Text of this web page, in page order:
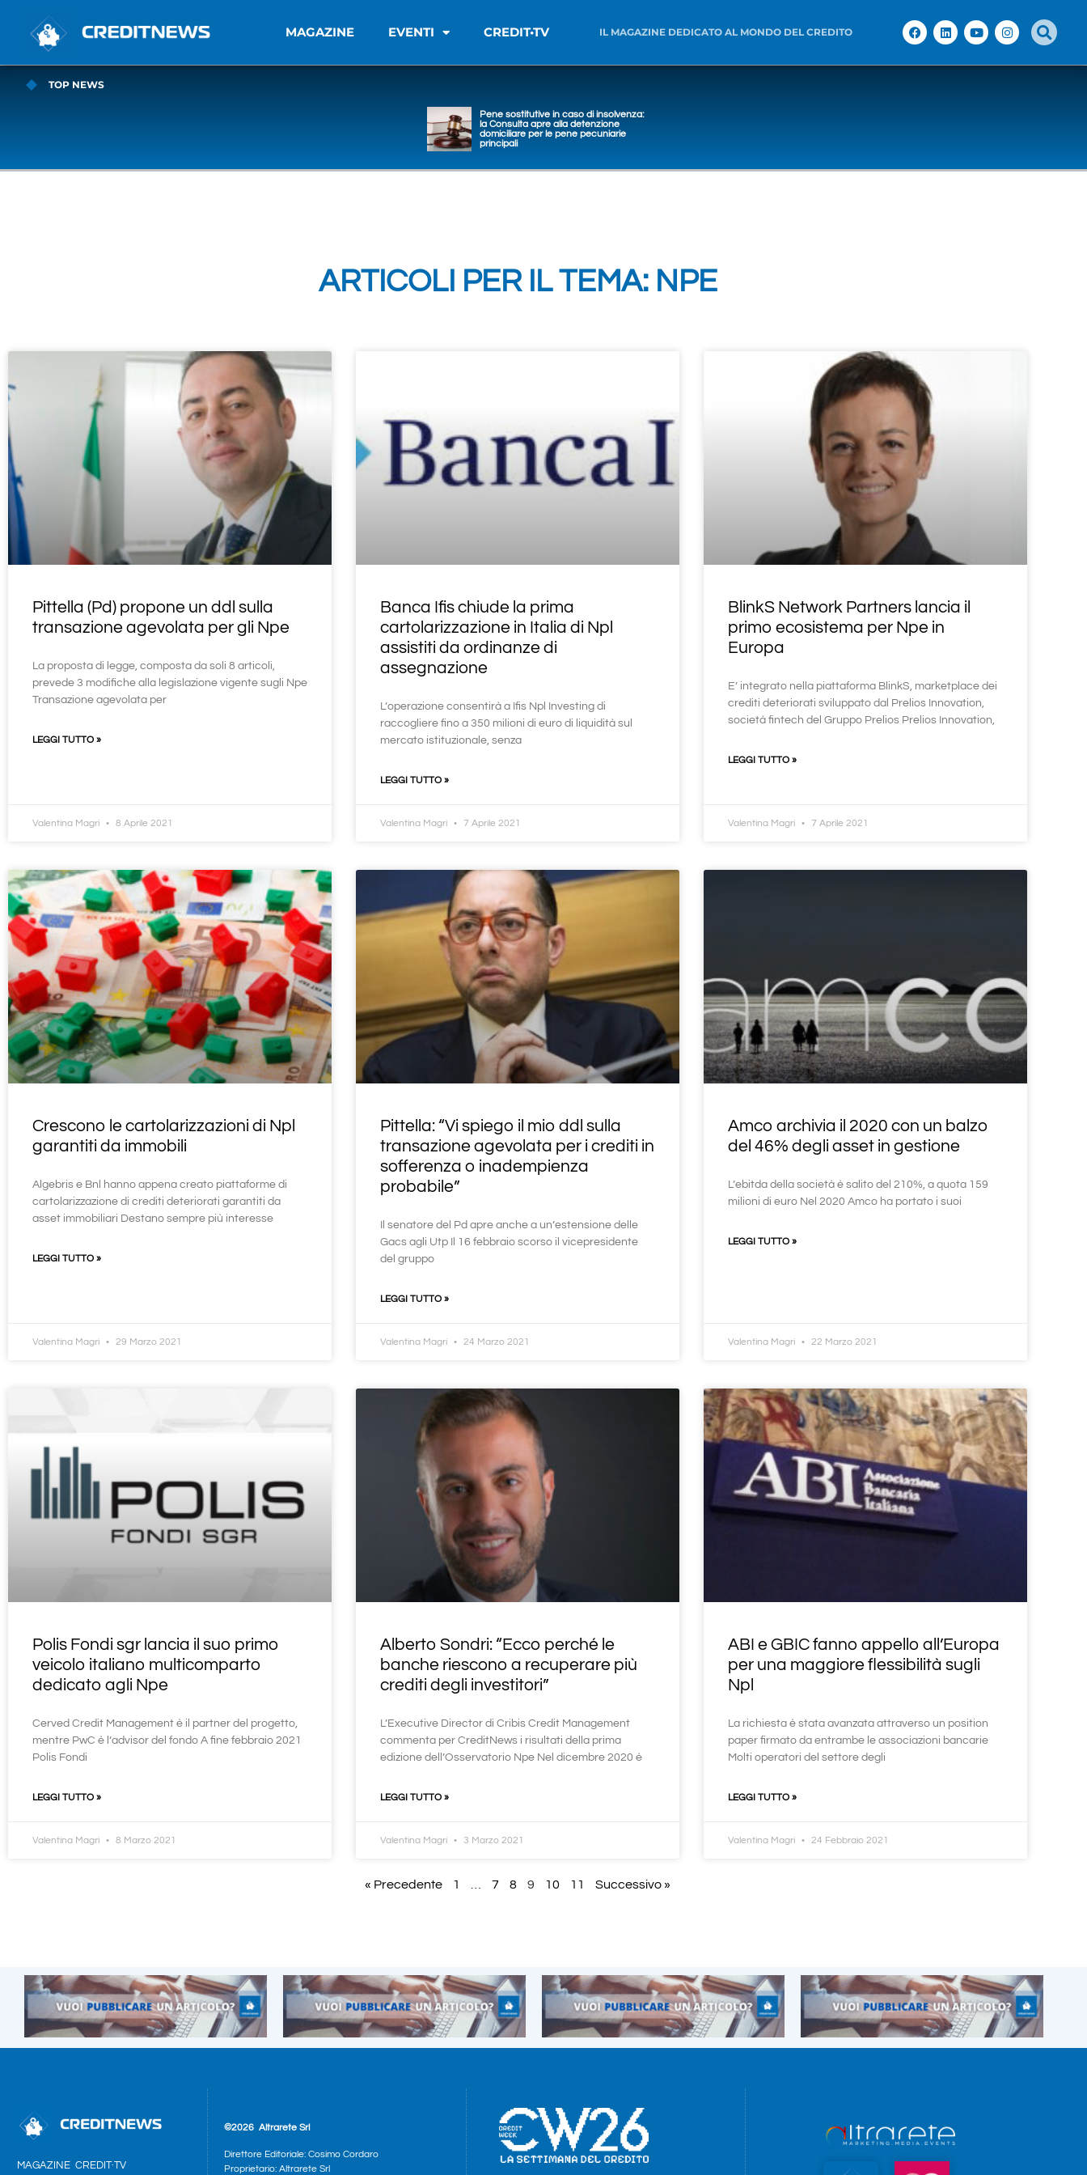
MAGAZINE EVENTI CREDIT•TV IL MAGAZINE DEDICATO AL MONDO DEL CREDITO
TOP NEWS
Pene sostitutive in caso di insolvenza:
la Consulta apre alla detenzione
domiciliare per le pene pecuniarie
principali
ARTICOLI PER IL TEMA: NPE
Pittella (Pd) propone un ddl sulla
transazione agevolata per gli Npe
La proposta di legge, composta da soli 8 articoli,
prevede 3 modifiche alla legislazione vigente sugli Npe
Transazione agevolata per
LEGGI TUTTO »
Valentina Magri 8 Aprile 2021
Banca Ifis chiude la prima
cartolarizzazione in Italia di Npl
assistiti da ordinanze di
assegnazione
L’operazione consentirà a Ifis Npl Investing di
raccogliere fino a 350 milioni di euro di liquidità sul
mercato istituzionale, senza
LEGGI TUTTO »
Valentina Magri 7 Aprile 2021
BlinkS Network Partners lancia il
primo ecosistema per Npe in
Europa
E’ integrato nella piattaforma BlinkS, marketplace dei
crediti deteriorati sviluppato dal Prelios Innovation,
società fintech del Gruppo Prelios Prelios Innovation,
LEGGI TUTTO »
Valentina Magri 7 Aprile 2021
Crescono le cartolarizzazioni di Npl
garantiti da immobili
Algebris e Bnl hanno appena creato piattaforme di
cartolarizzazione di crediti deteriorati garantiti da
asset immobiliari Destano sempre più interesse
LEGGI TUTTO »
Valentina Magri 29 Marzo 2021
Pittella: “Vi spiego il mio ddl sulla
transazione agevolata per i crediti in
sofferenza o inadempienza
probabile”
Il senatore del Pd apre anche a un’estensione delle
Gacs agli Utp Il 16 febbraio scorso il vicepresidente
del gruppo
LEGGI TUTTO »
Valentina Magri 24 Marzo 2021
Amco archivia il 2020 con un balzo
del 46% degli asset in gestione
L’ebitda della società è salito del 210%, a quota 159
milioni di euro Nel 2020 Amco ha portato i suoi
LEGGI TUTTO »
Valentina Magri 22 Marzo 2021
Polis Fondi sgr lancia il suo primo
veicolo italiano multicomparto
dedicato agli Npe
Cerved Credit Management è il partner del progetto,
mentre PwC è l’advisor del fondo A fine febbraio 2021
Polis Fondi
LEGGI TUTTO »
Valentina Magri 8 Marzo 2021
Alberto Sondri: “Ecco perché le
banche riescono a recuperare più
crediti degli investitori”
L’Executive Director di Cribis Credit Management
commenta per CreditNews i risultati della prima
edizione dell’Osservatorio Npe Nel dicembre 2020 è
LEGGI TUTTO »
Valentina Magri 3 Marzo 2021
ABI e GBIC fanno appello all’Europa
per una maggiore flessibilità sugli
Npl
La richiesta è stata avanzata attraverso un position
paper firmato da entrambe le associazioni bancarie
Molti operatori del settore degli
LEGGI TUTTO »
Valentina Magri 24 Febbraio 2021
« Precedente 1 … 7 8 9 10 11 Successivo »
MAGAZINE CREDIT·TV
©2026 Altrarete Srl
Direttore Editoriale: Cosimo Cordaro
Proprietario: Altrarete Srl